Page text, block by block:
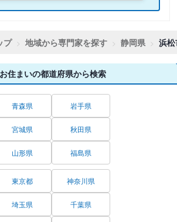
プ 地域から専門家を探す 静岡県 浜
お住まいの都道府県から検索
青森県 岩手県
宮城県 秋田県
山形県 福島県
東京都 神奈川県
埼玉県 千葉県